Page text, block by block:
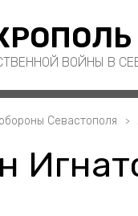
ВОЙНЫ В
Севастополя